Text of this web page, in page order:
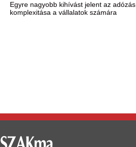
Egyre nagyobb kihívást jelent az adózás
komplexitása a vállalatok számára